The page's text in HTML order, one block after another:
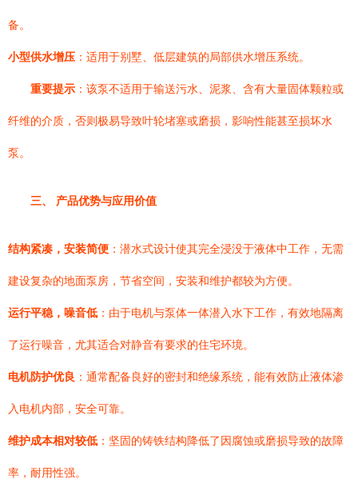
备。
小型供水增压 ：适用于别墅、低层建筑的局部供水增压系统。
重要提示 ：该泵不适用于输送污水、泥浆、含有大量固体颗粒或
纤维的介质，否则极易导致叶轮堵塞或磨损，影响性能甚至损坏水
泵。
三、 产品优势与应用价值
结构紧凑，安装简便 ：潜水式设计使其完全浸没于液体中工作，无需
建设复杂的地面泵房，节省空间，安装和维护都较为方便。
运行平稳，噪音低 ：由于电机与泵体一体潜入水下工作，有效地隔离
了运行噪音，尤其适合对静音有要求的住宅环境。
电机防护优良 ：通常配备良好的密封和绝缘系统，能有效防止液体渗
入电机内部，安全可靠。
维护成本相对较低 ：坚固的铸铁结构降低了因腐蚀或磨损导致的故障
率，耐用性强。